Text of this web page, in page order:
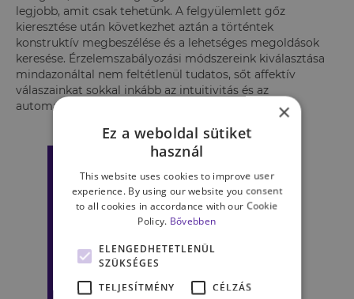
legjobb, amit csak tehetünk. A felgyülemlett gőz
kieresztése után következhet aztán a történtek
konstruktív megbeszélése és a lehetséges megoldások
keresése. Érzelemszabályozási módszereink kiválasztása
mindazonáltal nem feltétlenül tudatos, sőt affektív
válaszainkat sokkal inkább az intuitivitás és az
automatikusság jellemzi!
×
Ez a weboldal sütiket
használ
This website uses cookies to improve user
experience. By using our website you consent
to all cookies in accordance with our Cookie
Policy. Bővebben
ELENGEDHETETLENÜL
SZÜKSÉGES
TELJESÍTMÉNY
CÉLZÁS